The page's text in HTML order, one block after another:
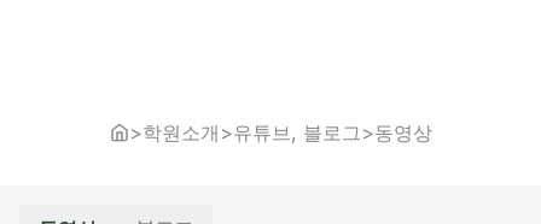
>학원소개 >유튜브, 블로그>동영상